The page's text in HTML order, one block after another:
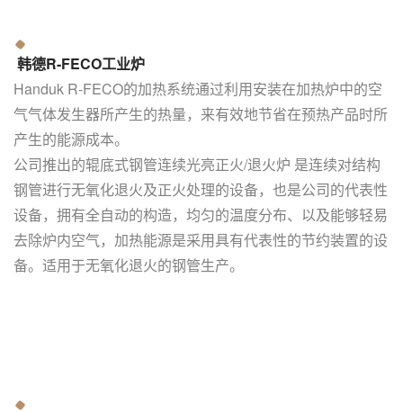
韩德R-FECO工业炉
Handuk R-FECO的加热系统通过利用安装在加热炉中的空
气气体发生器所产生的热量，来有效地节省在预热产品时所
产生的能源成本。
公司推出的辊底式钢管连续光亮正火/退火炉 是连续对结构
钢管进行无氧化退火及正火处理的设备，也是公司的代表性
设备，拥有全自动的构造，均匀的温度分布、以及能够轻易
去除炉内空气，加热能源是采用具有代表性的节约装置的设
备。适用于无氧化退火的钢管生产。